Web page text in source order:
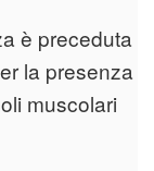
è preceduta
la presenza
muscolari